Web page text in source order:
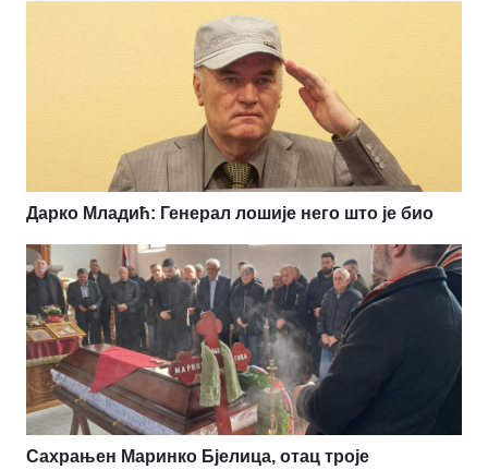
Дарко Младић: Генерал лошије него што је био
Сахрањен Маринко Бјелица, отац троје